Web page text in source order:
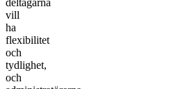
deltagarna
vill
ha
flexibilitet
och
tydlighet,
och